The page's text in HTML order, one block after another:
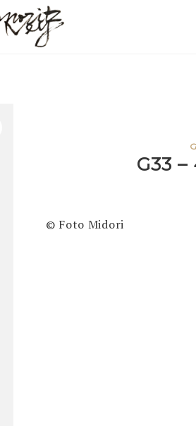
G33
© Foto Midori